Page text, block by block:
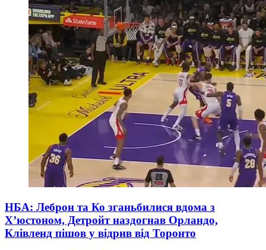
НБА: Леброн та Ко зганьбилися вдома з
Х’юстоном, Детройт наздогнав Орландо,
Клівленд пішов у відрив від Торонто